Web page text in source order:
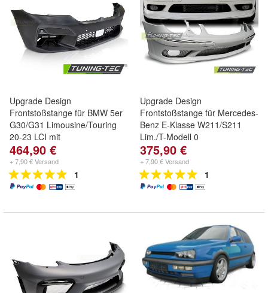
Upgrade Design
Frontstoßstange für BMW 5er
G30/G31 Limousine/Touring
20-23 LCI mit
464,90 €
+ 7,90 € Versand
1
Upgrade Design
Frontstoßstange für Mercedes-
Benz E-Klasse W211/S211
Lim./T-Modell 0
375,90 €
+ 7,90 € Versand
1